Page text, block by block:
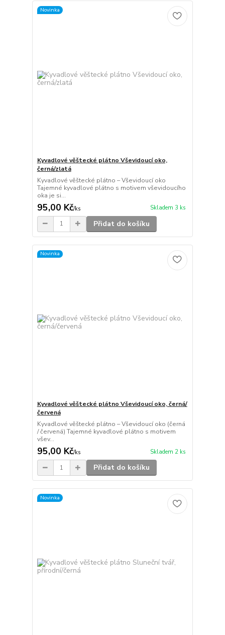
Novinka
Kyvadlové věštecké plátno Vševidoucí oko,
černá/zlatá
Kyvadlové věštecké plátno – Vševidoucí oko
Tajemné kyvadlové plátno s motivem vševidoucího
oka je si...
95,00 Kč/ks Skladem 3 ks
Přidat do košíku
Novinka
Kyvadlové věštecké plátno Vševidoucí oko, černá/
červená
Kyvadlové věštecké plátno – Vševidoucí oko (černá
/ červená) Tajemné kyvadlové plátno s motivem
všev...
95,00 Kč/ks Skladem 2 ks
Přidat do košíku
Novinka